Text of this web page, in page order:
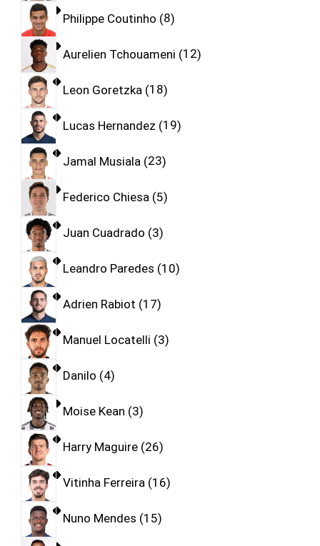
Philippe Coutinho 8
Aurelien Tchouameni 12
Leon Goretzka 18
Lucas Hernandez 19
Jamal Musiala 23
Federico Chiesa 5
Juan Cuadrado 3
Leandro Paredes 10
Adrien Rabiot 17
Manuel Locatelli 3
Danilo 4
Moise Kean 3
Harry Maguire 26
Vitinha Ferreira 16
Nuno Mendes 15